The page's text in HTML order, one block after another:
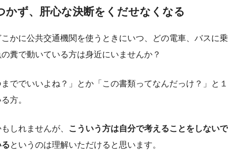
かず、肝心な決断をくだせなくなる
かに公共交通機関を使うときにいつ、どの電車、バスに
糞で動いている方は身近にいませんか？
ででいいよね？」とか「この書類ってなんだっけ？」と
方。
しれませんが、
こういう方は自分で考えることをしない
というのは理解いただけると思います。